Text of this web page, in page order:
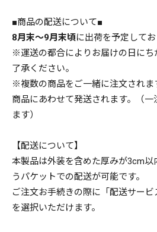
■商品の配送について■
8月末～9月末頃に出荷を予定してお
※運送の都合によりお届けの日にち
了承ください。
※複数の商品をご一緒に注文されま
商品にあわせて発送されます。（一
ます）
【配送について】
本製品は外装を含めた厚みが3cm以
うパケットでの配送が可能です。
ご注文お手続きの際に「配送サービ
を選択いただけます。